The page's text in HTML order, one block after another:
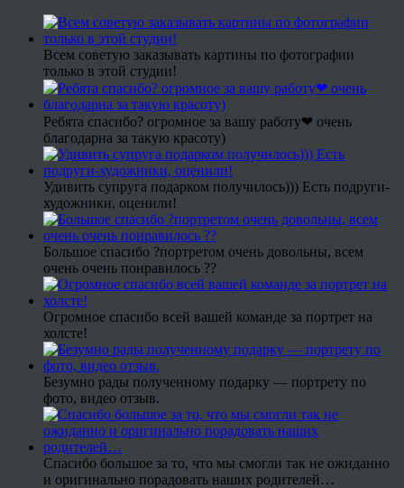
Всем советую заказывать картины по фотографии
только в этой студии!
Ребята спасибо? огромное за вашу работу❤ очень
благодарна за такую красоту)
Удивить супруга подарком получилось))) Есть подруги-
художники, оценили!
Большое спасибо ?портретом очень довольны, всем
очень очень понравилось ??
Огромное спасибо всей вашей команде за портрет на
холсте!
Безумно рады полученному подарку — портрету по
фото, видео отзыв.
Спасибо большое за то, что мы смогли так не ожиданно
и оригинально порадовать наших родителей…